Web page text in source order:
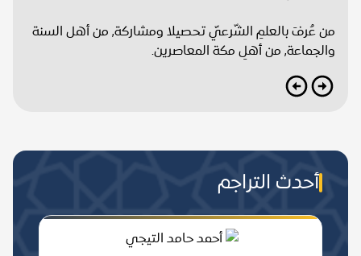
من عُرفَ بالعلمِ الشّرعيّ تحصيلا ومشاركة, من أهل السنة
والجماعة, من أهلِ مكة المعاصرين.
أحدث التراجم